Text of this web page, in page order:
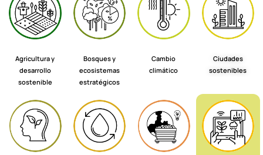
Agricultura y
desarrollo
sostenible
Bosques y
ecosistemas
estratégicos
Cambio
climático
Ciudades
sostenibles